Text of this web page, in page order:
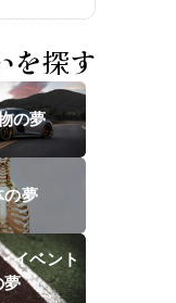
を探す
の夢
の夢
イベント
夢